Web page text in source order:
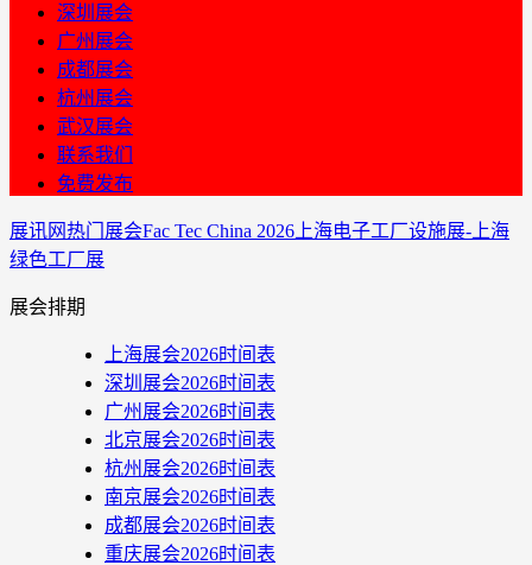
深圳展会
广州展会
成都展会
杭州展会
武汉展会
联系我们
免费发布
展讯网热门展会Fac Tec China 2026上海电子工厂设施展-上海
绿色工厂展
展会排期
上海展会2026时间表
深圳展会2026时间表
广州展会2026时间表
北京展会2026时间表
杭州展会2026时间表
南京展会2026时间表
成都展会2026时间表
重庆展会2026时间表